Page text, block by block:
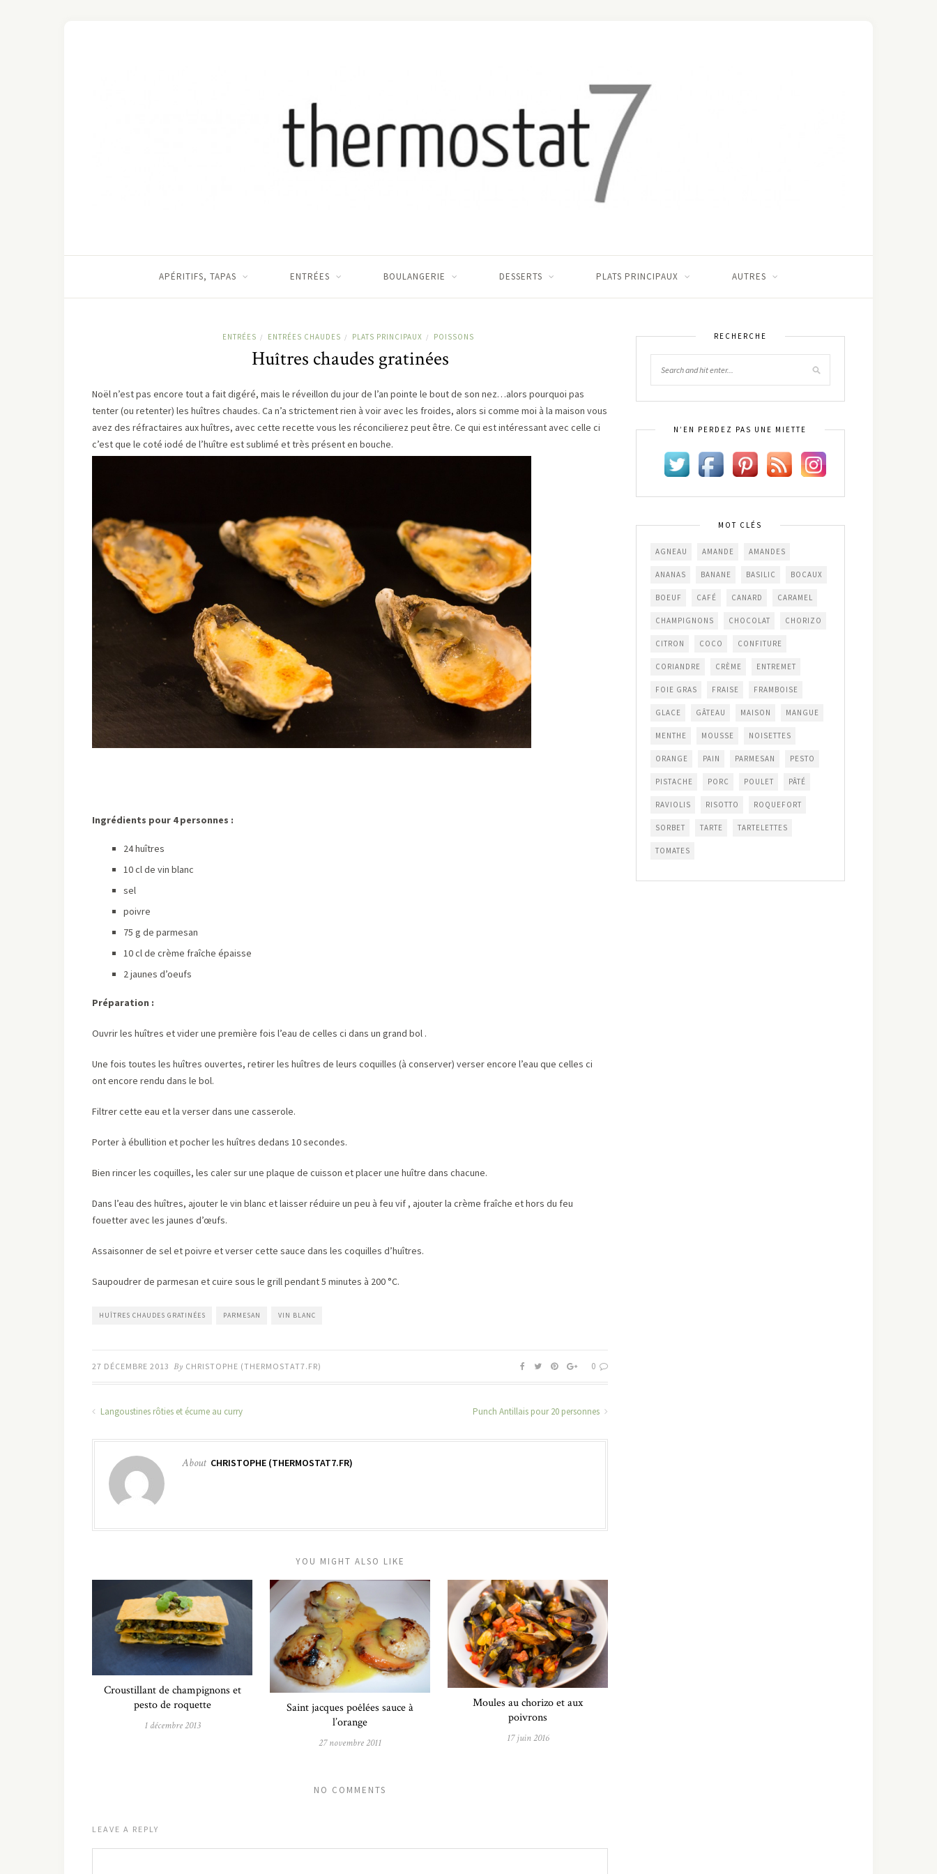
APÉRITIFS, TAPAS ENTRÉES BOULANGERIE DESSERTS PLATS PRINCIPAUX AUTRES
ENTRÉES / ENTRÉES CHAUDES / PLATS PRINCIPAUX / POISSONS
Huîtres chaudes gratinées
Noël n’est pas encore tout a fait digéré, mais le réveillon du jour de l’an pointe le bout de son nez…alors pourquoi pas
tenter (ou retenter) les huîtres chaudes. Ca n’a strictement rien à voir avec les froides, alors si comme moi à la maison vous
avez des réfractaires aux huîtres, avec cette recette vous les réconcilierez peut être. Ce qui est intéressant avec celle ci
c’est que le coté iodé de l’huître est sublimé et très présent en bouche.
Ingrédients pour 4 personnes :
24 huîtres
10 cl de vin blanc
sel
poivre
75 g de parmesan
10 cl de crème fraîche épaisse
2 jaunes d’oeufs
Préparation :
Ouvrir les huîtres et vider une première fois l’eau de celles ci dans un grand bol .
Une fois toutes les huîtres ouvertes, retirer les huîtres de leurs coquilles (à conserver) verser encore l’eau que celles ci
ont encore rendu dans le bol.
Filtrer cette eau et la verser dans une casserole.
Porter à ébullition et pocher les huîtres dedans 10 secondes.
Bien rincer les coquilles, les caler sur une plaque de cuisson et placer une huître dans chacune.
Dans l’eau des huîtres, ajouter le vin blanc et laisser réduire un peu à feu vif , ajouter la crème fraîche et hors du feu
fouetter avec les jaunes d’œufs.
Assaisonner de sel et poivre et verser cette sauce dans les coquilles d’huîtres.
Saupoudrer de parmesan et cuire sous le grill pendant 5 minutes à 200 °C.
HUÎTRES CHAUDES GRATINÉES PARMESAN VIN BLANC
27 DÉCEMBRE 2013 By CHRISTOPHE (THERMOSTAT7.FR) 0
Langoustines rôties et écume au curry Punch Antillais pour 20 personnes
About CHRISTOPHE (THERMOSTAT7.FR)
YOU MIGHT ALSO LIKE
Croustillant de champignons et
pesto de roquette
1 décembre 2013
Saint jacques poêlées sauce à
l’orange
27 novembre 2011
Moules au chorizo et aux
poivrons
17 juin 2016
NO COMMENTS
LEAVE A REPLY
RECHERCHE
N’EN PERDEZ PAS UNE MIETTE
MOT CLÉS
AGNEAU AMANDE AMANDES
ANANAS BANANE BASILIC BOCAUX
BOEUF CAFÉ CANARD CARAMEL
CHAMPIGNONS CHOCOLAT CHORIZO
CITRON COCO CONFITURE
CORIANDRE CRÈME ENTREMET
FOIE GRAS FRAISE FRAMBOISE
GLACE GÂTEAU MAISON MANGUE
MENTHE MOUSSE NOISETTES
ORANGE PAIN PARMESAN PESTO
PISTACHE PORC POULET PÂTÉ
RAVIOLIS RISOTTO ROQUEFORT
SORBET TARTE TARTELETTES
TOMATES